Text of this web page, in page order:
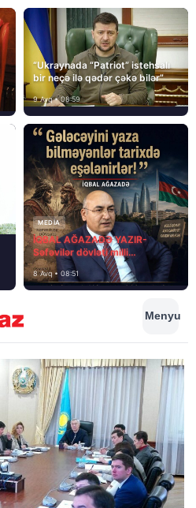
“Ukraynada “Patriot” istehsalı
bir neçə ilə qədər çəkə bilər”
9 Avq • 08:59
MEDİA
İQBAL AĞAZADƏ YAZIR-
Səfəvilər dövləti milli
dövlətdirmi?
8 Avq • 08:51
Menyu